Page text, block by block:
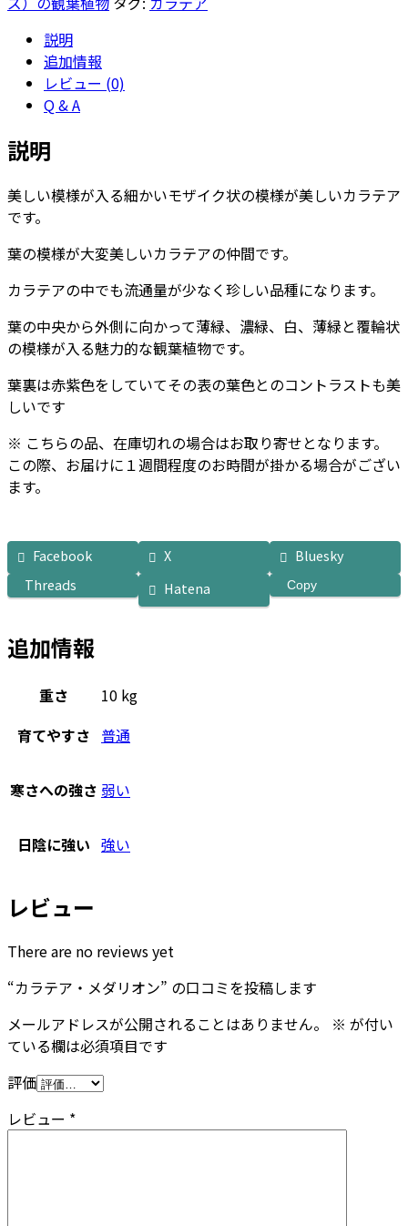
説明
追加情報
レビュー (0)
Q & A
説明
美しい模様が入る細かいモザイク状の模様が美しいカラテア
です。
葉の模様が大変美しいカラテアの仲間です。
カラテアの中でも流通量が少なく珍しい品種になります。
葉の中央から外側に向かって薄緑、濃緑、白、薄緑と覆輪状
の模様が入る魅力的な観葉植物です。
葉裏は赤紫色をしていてその表の葉色とのコントラストも美
しいです
※ こちらの品、在庫切れの場合はお取り寄せとなります。
この際、お届けに１週間程度のお時間が掛かる場合がござい
ます。
Facebook X
Bluesky
Threads
Hatena Copy
追加情報
重さ
10 kg
育てやすさ 普通
寒さへの強さ 弱い
日陰に強い 強い
レビュー
There are no reviews yet
“カラテア・メダリオン” の口コミを投稿します
メールアドレスが公開されることはありません。
※ が付い
ている欄は必須項目です
評価
レビュー *